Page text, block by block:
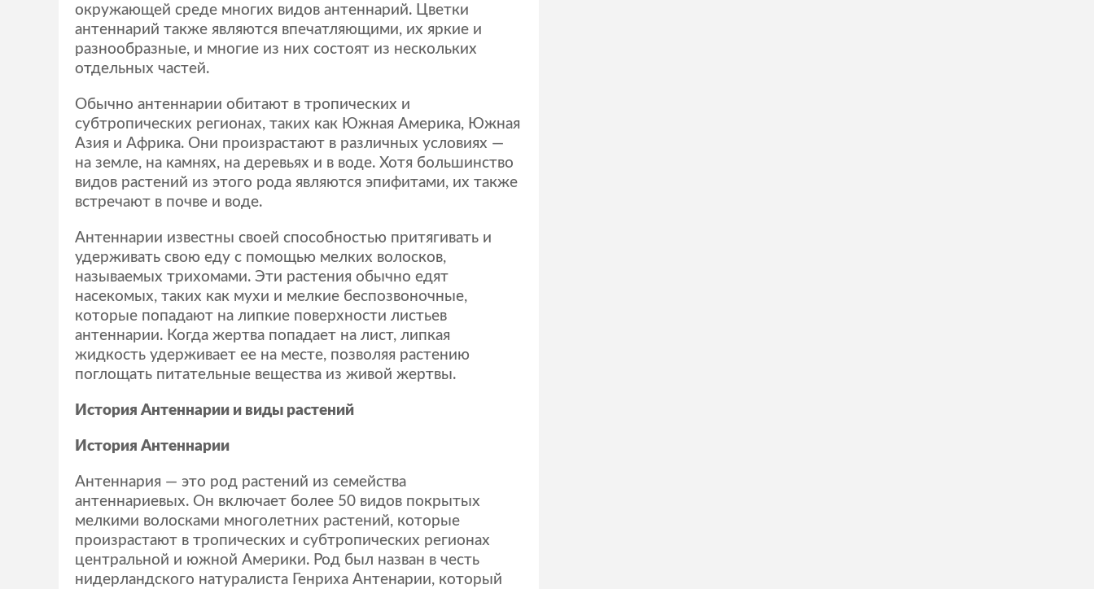
окружающей среде многих видов антеннарий. Цветки
антеннарий также являются впечатляющими, их яркие и
разнообразные, и многие из них состоят из нескольких
отдельных частей.
Обычно антеннарии обитают в тропических и
субтропических регионах, таких как Южная Америка, Южная
Азия и Африка. Они произрастают в различных условиях —
на земле, на камнях, на деревьях и в воде. Хотя большинство
видов растений из этого рода являются эпифитами, их также
встречают в почве и воде.
Антеннарии известны своей способностью притягивать и
удерживать свою еду с помощью мелких волосков,
называемых трихомами. Эти растения обычно едят
насекомых, таких как мухи и мелкие беспозвоночные,
которые попадают на липкие поверхности листьев
антеннарии. Когда жертва попадает на лист, липкая
жидкость удерживает ее на месте, позволяя растению
поглощать питательные вещества из живой жертвы.
История Антеннарии и виды растений
История Антеннарии
Антеннария — это род растений из семейства
антеннариевых. Он включает более 50 видов покрытых
мелкими волосками многолетних растений, которые
произрастают в тропических и субтропических регионах
центральной и южной Америки. Род был назван в честь
нидерландского натуралиста Генриха Антенарии, который